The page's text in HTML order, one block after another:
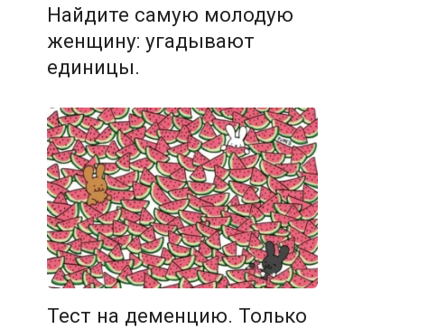
Найдите самую молодую
женщину: угадывают
единицы.
Тест на деменцию. Только